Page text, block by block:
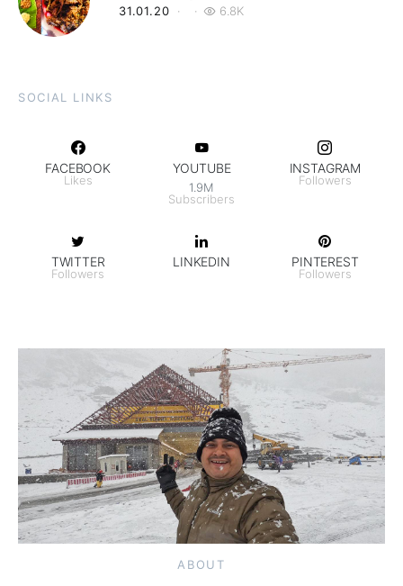
31.01.20 6.8K
SOCIAL LINKS
FACEBOOK
Likes
YOUTUBE
1.9M
Subscribers
INSTAGRAM
Followers
TWITTER
Followers
LINKEDIN PINTEREST
Followers
ABOUT